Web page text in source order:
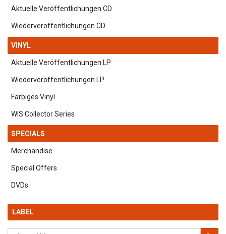
Aktuelle Veröffentlichungen CD
Wiederveröffentlichungen CD
VINYL
Aktuelle Veröffentlichungen LP
Wiederveröffentlichungen LP
Farbiges Vinyl
WIS Collector Series
SPECIALS
Merchandise
Special Offers
DVDs
LABEL